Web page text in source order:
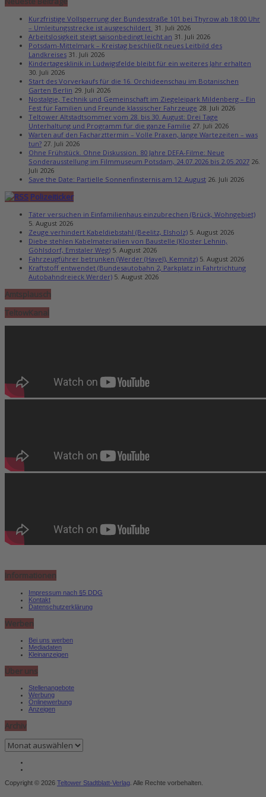
Kurzfristige Vollsperrung der Bundesstraße 101 bei Thyrow ab 18:00 Uhr
– Umleitungsstrecke ist ausgeschildert 31. Juli 2026
Arbeitslosigkeit steigt saisonbedingt leicht an 31. Juli 2026
Potsdam-Mittelmark – Kreistag beschließt neues Leitbild des
Landkreises 31. Juli 2026
Kindertagesklinik in Ludwigsfelde bleibt für ein weiteres Jahr erhalten
30. Juli 2026
Start des Vorverkaufs für die 16. Orchideenschau im Botanischen
Garten Berlin 29. Juli 2026
Nostalgie, Technik und Gemeinschaft im Ziegeleipark Mildenberg – Ein
Fest für Familien und Freunde klassischer Fahrzeuge 28. Juli 2026
Teltower Altstadtsommer vom 28. bis 30. August: Drei Tage
Unterhaltung und Programm für die ganze Familie 27. Juli 2026
Warten auf den Facharzttermin – Volle Praxen, lange Wartezeiten – was
tun? 27. Juli 2026
Ohne Frühstück. Ohne Diskussion. 80 Jahre DEFA-Filme: Neue
Sonderausstellung im Filmmuseum Potsdam, 24.07.2026 bis 2.05.2027 26.
Juli 2026
Save the Date: Partielle Sonnenfinsternis am 12. August 26. Juli 2026
Polizeiticker
Täter versuchen in Einfamilienhaus einzubrechen (Brück, Wohngebiet)
5. August 2026
Zeuge verhindert Kabeldiebstahl (Beelitz, Elsholz) 5. August 2026
Diebe stehlen Kabelmaterialien von Baustelle (Kloster Lehnin,
Göhlsdorf, Emstaler Weg) 5. August 2026
Fahrzeugführer betrunken (Werder (Havel), Kemnitz) 5. August 2026
Kraftstoff entwendet (Bundesautobahn 2, Parkplatz in Fahrtrichtung
Autobahndreieck Werder) 5. August 2026
Amtsplausch
TeltowKanal
Informationen
Impressum nach §5 DDG
Kontakt
Datenschutzerklärung
Werben
Bei uns werben
Mediadaten
Kleinanzeigen
Über uns
Stellenangebote
Werbung
Onlinewerbung
Anzeigen
Archiv
Archiv
Copyright © 2026 Teltower Stadtblatt-Verlag. Alle Rechte vorbehalten.